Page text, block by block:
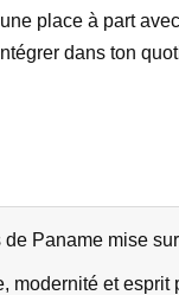
une place à part
dans ton
de Paname mise
modernité et esprit